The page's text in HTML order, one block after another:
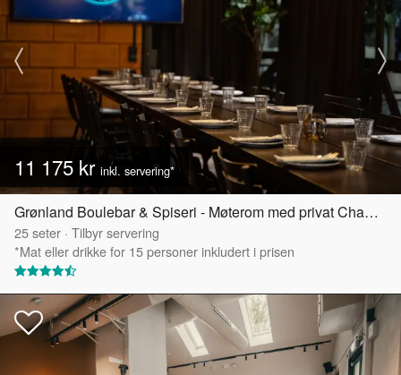
11 175 kr inkl. servering*
Grønland Boulebar & Spiseri - Møterom med privat Chambre Séparée
25seter · Tilbyr servering
*Mat eller drikke for 15 personer inkludert i prisen